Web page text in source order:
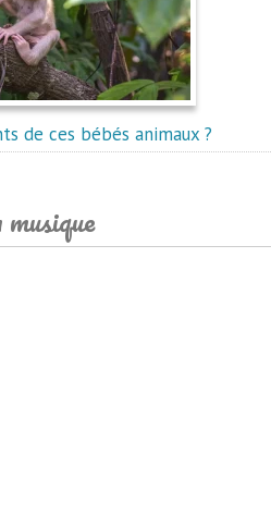
de ces bébés animaux ?